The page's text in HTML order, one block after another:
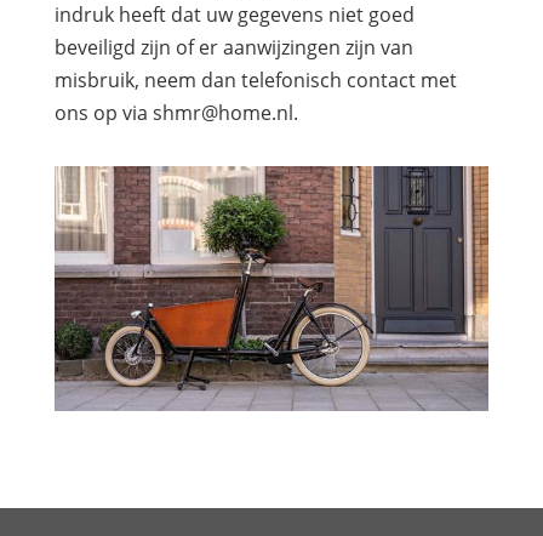
indruk heeft dat uw gegevens niet goed
beveiligd zijn of er aanwijzingen zijn van
misbruik, neem dan telefonisch contact met
ons op via shmr@home.nl.